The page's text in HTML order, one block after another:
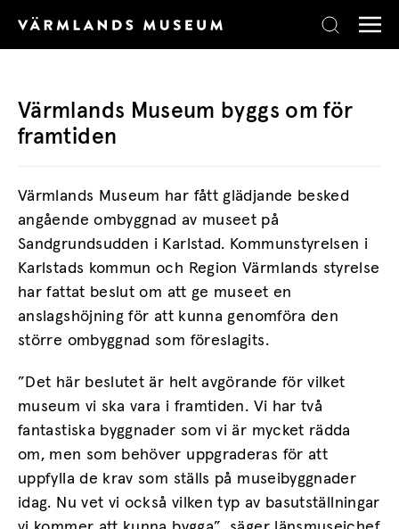
Värmlands Museum byggs om för
framtiden
Värmlands Museum har fått glädjande besked
angående ombyggnad av museet på
Sandgrundsudden i Karlstad. Kommunstyrelsen i
Karlstads kommun och Region Värmlands styrelse
har fattat beslut om att ge museet en
anslagshöjning för att kunna genomföra den
större ombyggnad som föreslagits.
”Det här beslutet är helt avgörande för vilket
museum vi ska vara i framtiden. Vi har två
fantastiska byggnader som vi är mycket rädda
om, men som behöver uppgraderas för att
uppfylla de krav som ställs på museibyggnader
idag. Nu vet vi också vilken typ av basutställningar